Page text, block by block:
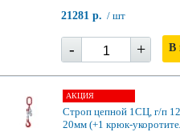
21281 р. / шт
- + В
АКЦИЯ
Строп цепной 1СЦ, г/п
20мм (+1 крюк-